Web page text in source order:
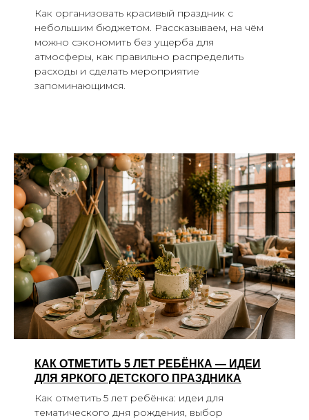
Как организовать красивый праздник с
небольшим бюджетом. Рассказываем, на чём
можно сэкономить без ущерба для
атмосферы, как правильно распределить
расходы и сделать мероприятие
запоминающимся.
КАК ОТМЕТИТЬ 5 ЛЕТ РЕБЁНКА — ИДЕИ
ДЛЯ ЯРКОГО ДЕТСКОГО ПРАЗДНИКА
Как отметить 5 лет ребёнка: идеи для
тематического дня рождения, выбор